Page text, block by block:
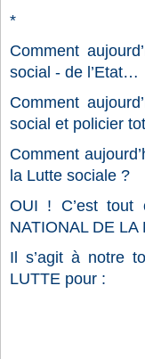
*
Comment
social - de l’Etat…
Comment
social et policier
Comment
la Lutte sociale ?
OUI ! C’est tout
NATIONAL DE LA
Il s’agit à notre
LUTTE pour :